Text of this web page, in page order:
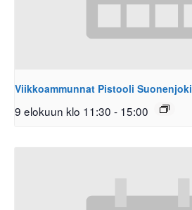
Viikkoammunnat Pistooli Suonenjoki
9 elokuun klo 11:30 - 15:00